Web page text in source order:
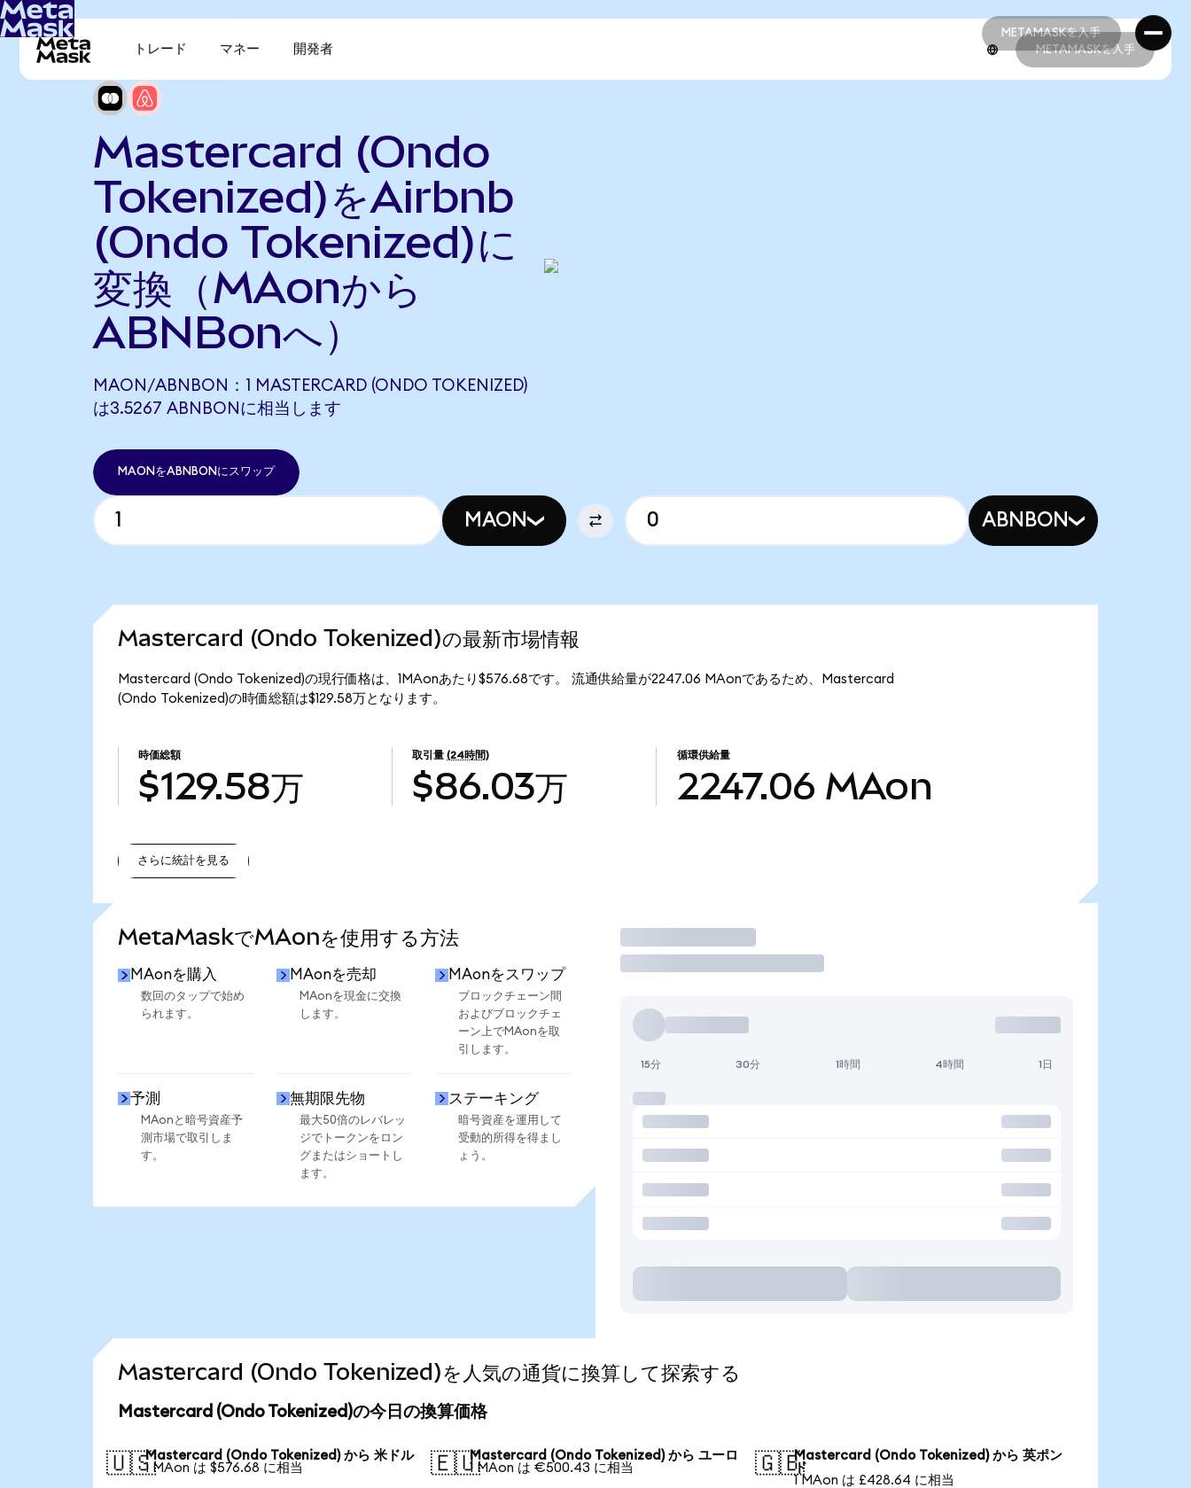
METAMASKを入手
METAMASKを入手
トレード マネー 開発者 METAMASKを入手
Mastercard (Ondo
Tokenized)をAirbnb
(Ondo Tokenized)に
変換（MAonから
ABNBonへ）
MAON/ABNBON：1 MASTERCARD (ONDO TOKENIZED)
は3.5267 ABNBONに相当します
MAONをABNBONにスワップ
MAON ABNBON
Mastercard (Ondo Tokenized)の最新市場情報
Mastercard (Ondo Tokenized)の現行価格は、1MAonあたり$576.68です。 流通供給量が2247.06 MAonであるため、Mastercard
(Ondo Tokenized)の時価総額は$129.58万となります。
時価総額
$129.58万
取引量 (24時間)
$86.03万
循環供給量
2247.06 MAon
さらに統計を見る
MetaMaskでMAonを使用する方法
MAonを購入
数回のタップで始め
られます。
MAonを売却
MAonを現金に交換
します。
MAonをスワップ
ブロックチェーン間
およびブロックチェ
ーン上でMAonを取
引します。
予測
MAonと暗号資産予
測市場で取引しま
す。
無期限先物
最大50倍のレバレッ
ジでトークンをロン
グまたはショートし
ます。
ステーキング
暗号資産を運用して
受動的所得を得まし
ょう。
取引
15分 30分 1時間 4時間 1日
Mastercard (Ondo Tokenized)を人気の通貨に換算して探索する
Mastercard (Ondo Tokenized)の今日の換算価格
🇺🇸Mastercard (Ondo Tokenized) から 米ドル
1 MAon は $576.68 に相当
🇪🇺Mastercard (Ondo Tokenized) から ユーロ
1 MAon は €500.43 に相当
🇬🇧Mastercard (Ondo Tokenized) から 英ポン
ド
1 MAon は £428.64 に相当